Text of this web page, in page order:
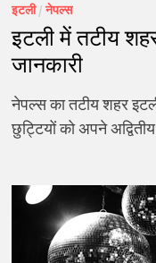
इटली/नेपल्स
इटली में तटीय
जानकारी
नेपल्स का तटीय शहर
छुट्टियों को अपने